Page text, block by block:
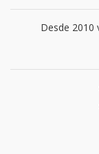
Desde 2010